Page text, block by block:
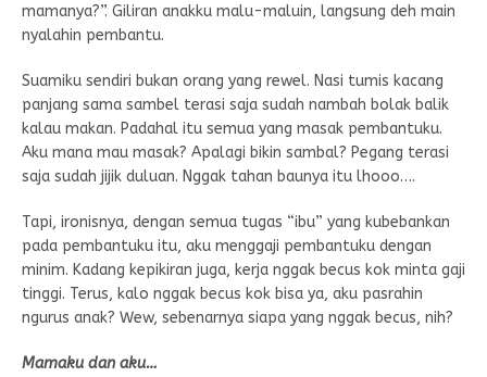
mamanya?”. Giliran anakku malu-maluin, langsung deh main
nyalahin pembantu.
Suamiku sendiri bukan orang yang rewel. Nasi tumis kacang
panjang sama sambel terasi saja sudah nambah bolak balik
kalau makan. Padahal itu semua yang masak pembantuku.
Aku mana mau masak? Apalagi bikin sambal? Pegang terasi
saja sudah jijik duluan. Nggak tahan baunya itu lhooo….
Tapi, ironisnya, dengan semua tugas “ibu” yang kubebankan
pada pembantuku itu, aku menggaji pembantuku dengan
minim. Kadang kepikiran juga, kerja nggak becus kok minta gaji
tinggi. Terus, kalo nggak becus kok bisa ya, aku pasrahin
ngurus anak? Wew, sebenarnya siapa yang nggak becus, nih?
Mamaku dan aku…